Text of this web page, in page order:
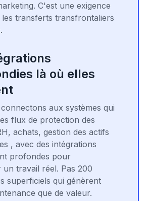
C'est une exigence
transferts transfrontaliers
là où elles
aux systèmes qui
flux de protection des
achats, gestion des actifs
, avec des intégrations
profondes pour
un travail réel. Pas 200
superficiels qui génèrent
que de valeur.